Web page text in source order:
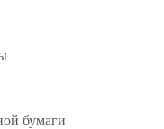
бумаги